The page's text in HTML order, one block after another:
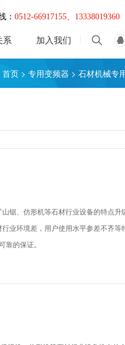
： 0512-66917155、13338019360
系 加入我们
首页 > 专用变频器 > 石材机械专
锯、仿形机等石材行业设备的特点升
业环境差，用户使用水平参差不齐等
的保证。